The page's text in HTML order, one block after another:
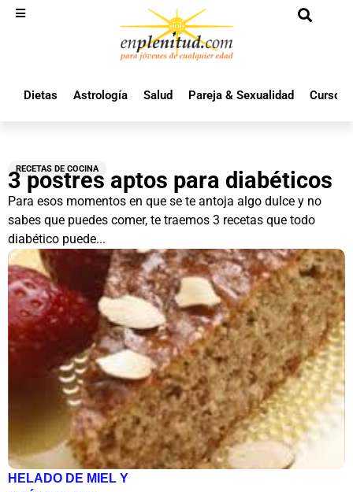
Dietas Astrología Salud Pareja & Sexualidad Cursos
RECETAS DE COCINA
3 postres aptos para diabéticos
Para esos momentos en que se te antoja algo dulce y no
sabes que puedes comer, te traemos 3 recetas que todo
diabético puede...
HELADO DE MIEL Y